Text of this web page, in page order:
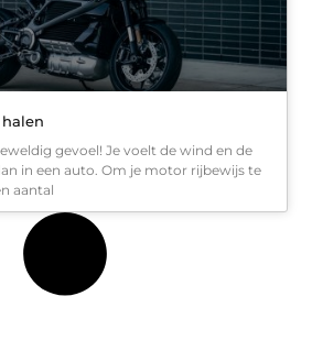
gevoel! Je voelt de wind en de
in een auto. Om je motor rijbewijs te
aantal